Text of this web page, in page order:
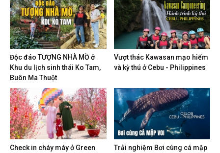
Độc đáo TƯỢNG NHÀ MỒ ở
Khu du lịch sinh thái Ko Tam,
Buôn Ma Thuột
Vượt thác Kawasan mạo hiểm
và kỳ thú ở Cebu - Philippines
Check in cháy máy ở Green
Trải nghiệm Bơi cùng cá mập